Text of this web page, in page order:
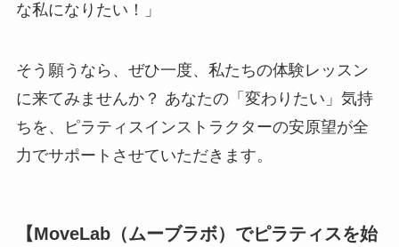
な私になりたい！」
そう願うなら、ぜひ一度、私たちの体験レッスン
に来てみませんか？ あなたの「変わりたい」気持
ちを、ピラティスインストラクターの安原望が全
力でサポートさせていただきます。
【MoveLab（ムーブラボ）でピラティスを始